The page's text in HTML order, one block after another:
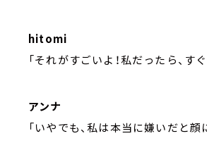
hitomi
「それがすごいよ！私だったら、
アンナ
「いやでも、私は本当に嫌いだと顔